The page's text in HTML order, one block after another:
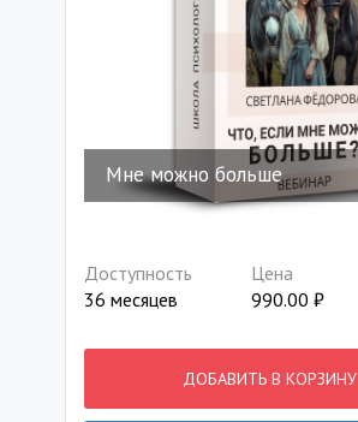
Мне можно больше
Доступность
36 месяцев
Цена
990.00 ₽
ДОБАВИТЬ В КОРЗИНУ